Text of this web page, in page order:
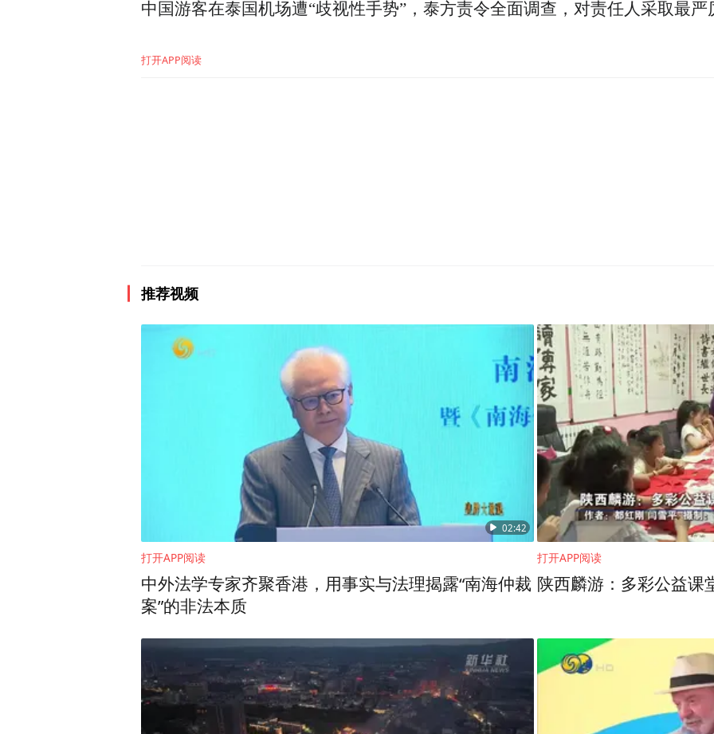
世界城市品牌大会执行主席、中国传媒大学广告学院旅游传播研究中心主
&Brand Finance 联合发布《2023世界城市品牌指数报告》环节中探讨了县域
乡互动、城乡共存、城乡呼应，是当下城乡发展的应有状态。
“在过去的很多年间，我们致力于为中国的城市提供品牌的顶层设计，给北京
汉、西安等等大城市做过品牌。但是近些年来，找我们的县域和乡村越来越
中国游客在泰国机场遭“歧视性手势”，泰方责令全面调查，对责任人采取最严
打开APP阅读
推荐视频
02:42
打开APP阅读
中外法学专家齐聚香港，用事实与法理揭露“南海仲裁
案”的非法本质
打开APP阅读